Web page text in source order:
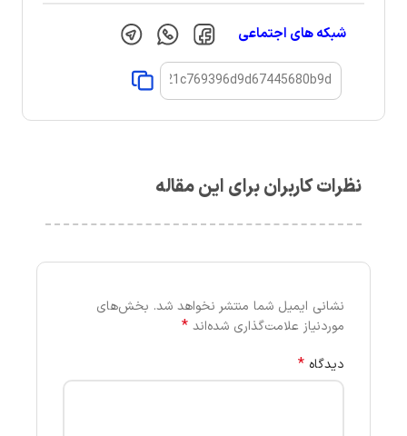
شبکه های اجتماعی
نظرات کاربران برای این مقاله
نشانی ایمیل شما منتشر نخواهد شد. بخش‌های
موردنیاز علامت‌گذاری شده‌اند *
دیدگاه *